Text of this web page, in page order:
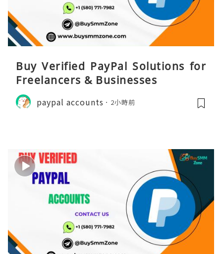
Buy Verified PayPal Solutions for
Freelancers & Businesses
paypal accounts 2小時前